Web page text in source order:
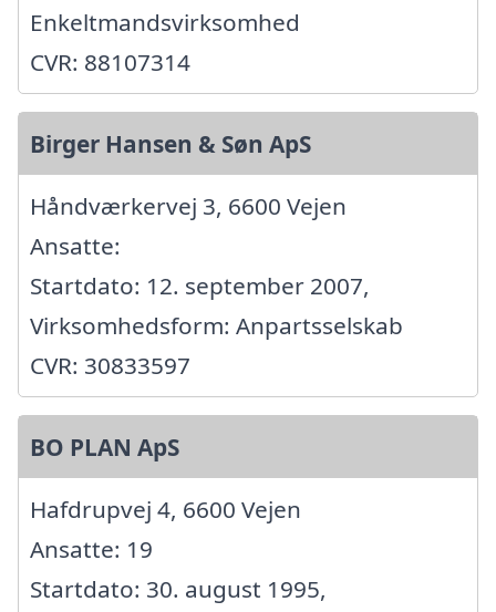
Enkeltmandsvirksomhed
CVR: 88107314
Birger Hansen & Søn ApS
Håndværkervej 3, 6600 Vejen
Ansatte:
Startdato: 12. september 2007,
Virksomhedsform: Anpartsselskab
CVR: 30833597
BO PLAN ApS
Hafdrupvej 4, 6600 Vejen
Ansatte: 19
Startdato: 30. august 1995,